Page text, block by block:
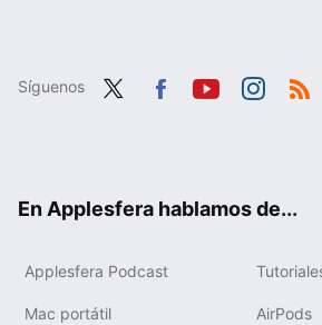
Síguenos
En Applesfera hablamos de...
Applesfera Podcast
Mac portátil AirPods